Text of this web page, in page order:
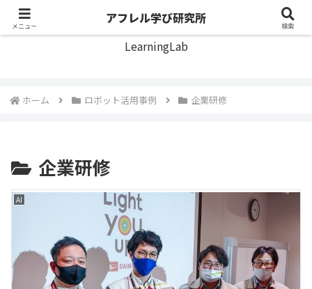
アフレル学び研究所
LearningLab
ホーム ロボット活用事例 企業研修
企業研修
AI
メニュー
アフレル学び研究所
検索